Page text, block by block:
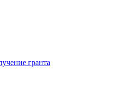
гранта